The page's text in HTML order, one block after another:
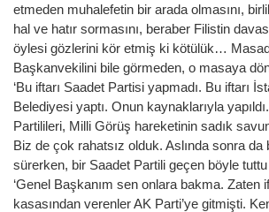
etmeden muhalefetin bir arada olmasını,
hal ve hatır sormasını, beraber Filistin
öylesi gözlerini kör etmiş ki kötülük…
Başkanvekilini bile görmeden, o masaya
‘Bu iftarı Saadet Partisi yapmadı. Bu iftarı
Belediyesi yaptı. Onun kaynaklarıyla
Partilileri, Milli Görüş hareketinin sadık
Biz de çok rahatsız olduk. Aslında sonra da
sürerken, bir Saadet Partili geçen böyle
‘Genel Başkanım sen onlara bakma. Zaten
kasasından verenler AK Parti’ye gitmişti.